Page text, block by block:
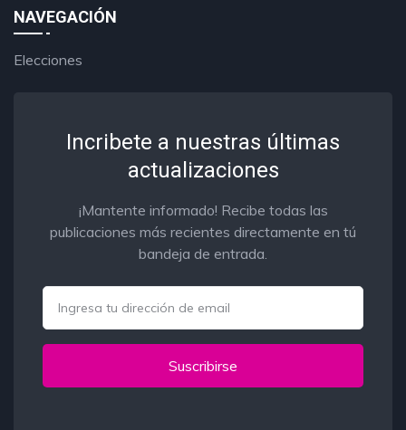
NAVEGACIÓN
Elecciones
Incribete a nuestras últimas
actualizaciones
¡Mantente informado! Recibe todas las
publicaciones más recientes directamente en tú
bandeja de entrada.
Suscribirse